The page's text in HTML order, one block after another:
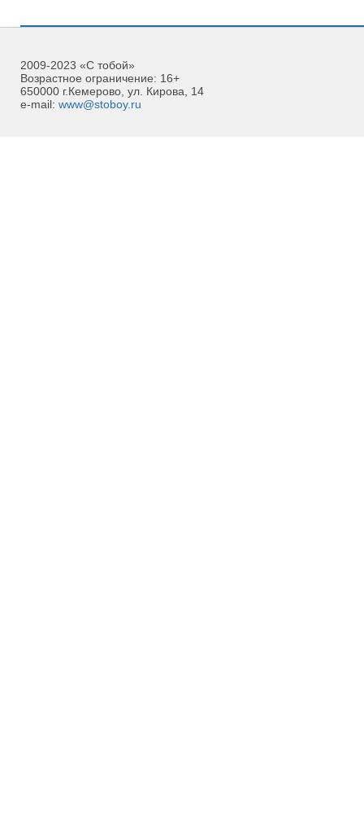
2009-2023 «С тобой»
Возрастное ограничение: 16+
650000 г.Кемерово, ул. Кирова, 14
e-mail: www@stoboy.ru